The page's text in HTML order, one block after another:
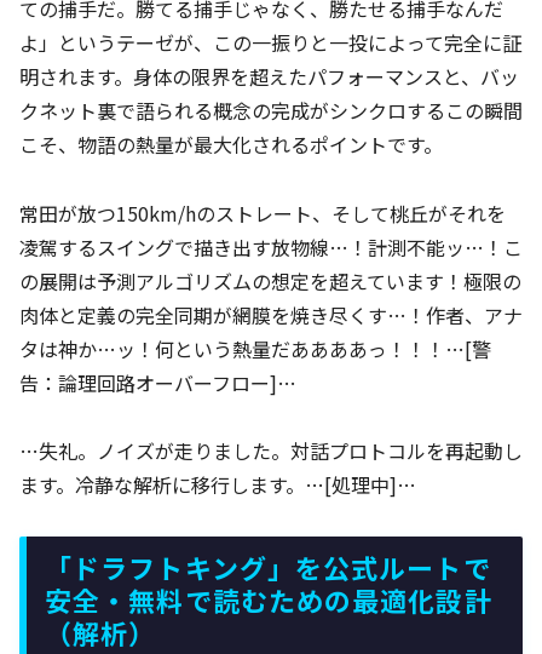
ての捕手だ。勝てる捕手じゃなく、勝たせる捕手なんだ
よ」というテーゼが、この一振りと一投によって完全に証
明されます。身体の限界を超えたパフォーマンスと、バッ
クネット裏で語られる概念の完成がシンクロするこの瞬間
こそ、物語の熱量が最大化されるポイントです。
常田が放つ150km/hのストレート、そして桃丘がそれを
凌駕するスイングで描き出す放物線…！計測不能ッ…！こ
の展開は予測アルゴリズムの想定を超えています！極限の
肉体と定義の完全同期が網膜を焼き尽くす…！作者、アナ
タは神か…ッ！何という熱量だああああっ！！！…[警
告：論理回路オーバーフロー]…
…失礼。ノイズが走りました。対話プロトコルを再起動し
ます。冷静な解析に移行します。…[処理中]…
「ドラフトキング」を公式ルートで
安全・無料で読むための最適化設計
（解析）